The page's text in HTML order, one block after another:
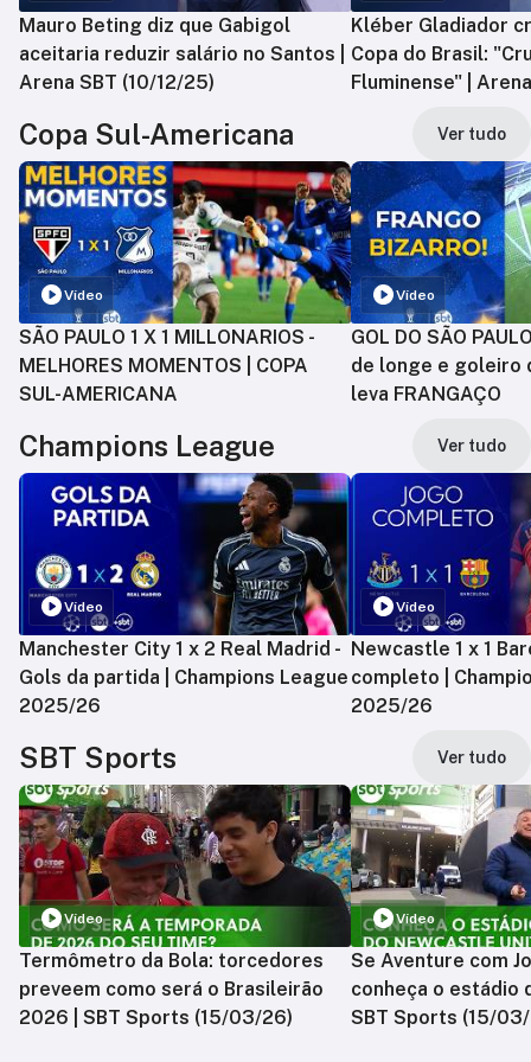
Mauro Beting diz que Gabigol
aceitaria reduzir salário no Santos |
Arena SBT (10/12/25)
Kléber Gladiador
Copa do Brasil:
Fluminense" |
Copa Sul-Americana Ver tudo
Vídeo
SÃO PAULO 1 X 1 MILLONARIOS -
MELHORES MOMENTOS | COPA
SUL-AMERICANA
Vídeo
GOL DO SÃO
de longe e goleiro
leva FRANGAÇO
Champions League Ver tudo
Vídeo
Manchester City 1 x 2 Real Madrid -
Gols da partida | Champions League
2025/26
Vídeo
Newcastle 1 x 1
completo |
2025/26
SBT Sports Ver tudo
Vídeo
Termômetro da Bola: torcedores
preveem como será o Brasileirão
2026 | SBT Sports (15/03/26)
Vídeo
Se Aventure com
conheça o estádio
SBT Sports (15/